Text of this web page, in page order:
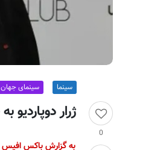
0
سینما سینمای جهان
ژرار دوپاردیو
به گزارش باکس افیس